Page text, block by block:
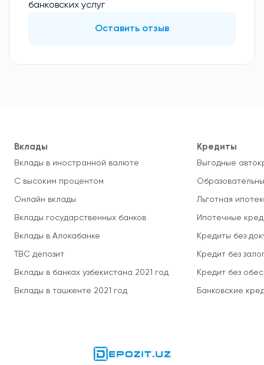
банковских услуг
Оставить отзыв
Вклады
Вклады в иностранной валюте
С высоким процентом
Онлайн вклады
Вклады государственных банков
Вклады в Алокабанке
TBC депозит
Вклады в банках узбекистана 2021 год
Вклады в ташкенте 2021 год
Кредиты
Выгодные
Льготная
Ипотечные
Кредиты без
Кредит без
Кредит без
Банковские